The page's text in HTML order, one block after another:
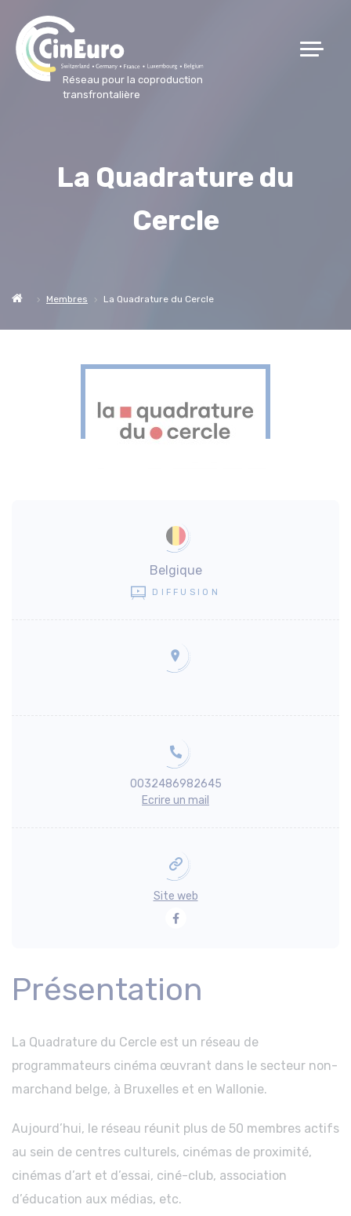
Réseau pour la coproduction
transfrontalière
La Quadrature du
Cercle
Membres La Quadrature du Cercle
Belgique
DIFFUSION
0032486982645
Ecrire un mail
Site web
Facebook
Présentation
La Quadrature du Cercle est un réseau de
programmateurs cinéma œuvrant dans le secteur non-
marchand belge, à Bruxelles et en Wallonie.
Aujourd’hui, le réseau réunit plus de 50 membres actifs
au sein de centres culturels, cinémas de proximité,
cinémas d’art et d’essai, ciné-club, association
d’éducation aux médias, etc.